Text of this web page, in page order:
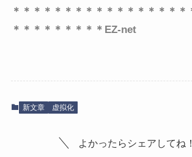
＊＊＊＊＊＊＊＊＊＊＊＊＊＊＊＊＊
＊＊＊＊＊＊＊＊＊EZ-net
新文章 虚拟化
よかったらシェアしてね！